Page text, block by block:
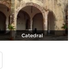
Catedral